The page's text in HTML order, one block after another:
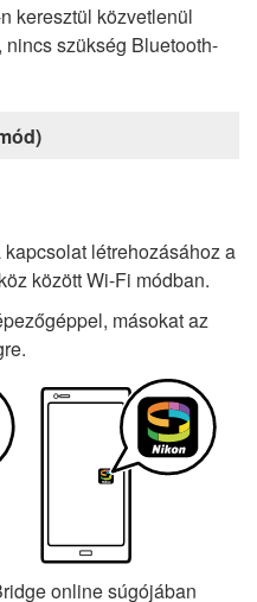
keresztül közvetlenül
szükség Bluetooth-
létrehozásához a
között Wi-Fi módban.
másokat az
online súgójában